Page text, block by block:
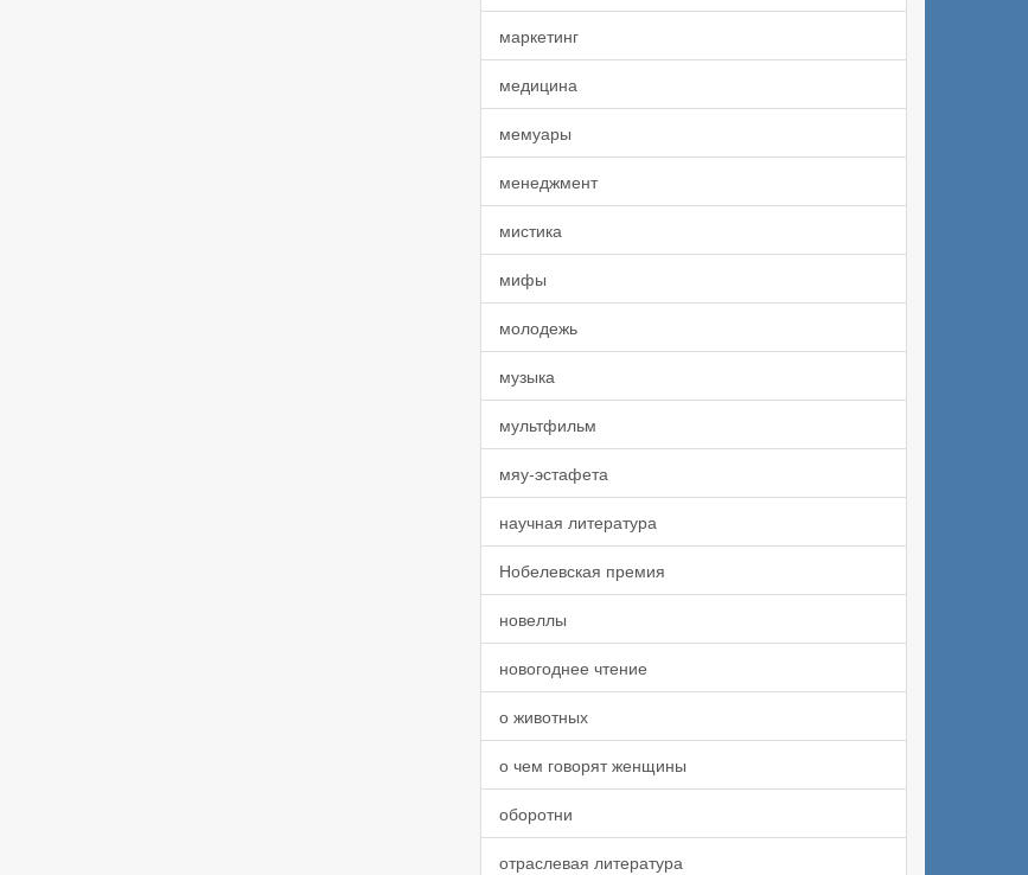
маркетинг
медицина
мемуары
менеджмент
мистика
мифы
молодежь
музыка
мультфильм
мяу-эстафета
научная литература
Нобелевская премия
новеллы
новогоднее чтение
о животных
о чем говорят женщины
оборотни
отраслевая литература